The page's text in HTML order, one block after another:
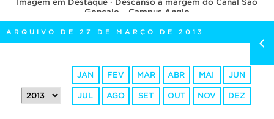
OUVIDORIA
PORTARIAS
TELEFONES
Imagem em Destaque · Descanso à margem do Canal São
Gonçalo – Campus Anglo
ARQUIVO DE 27 DE MARÇO DE 2013
JAN FEV MAR ABR MAI JUN
JUL AGO SET OUT NOV DEZ